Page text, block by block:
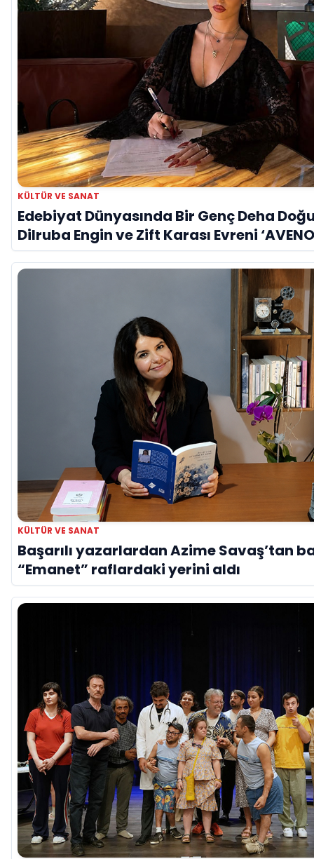
KÜLTÜR VE SANAT
Edebiyat Dünyasında Bir Genç Deha
Dilruba Engin ve Zift Karası Evreni
KÜLTÜR VE SANAT
Başarılı yazarlardan Azime Savaş’tan
“Emanet” raflardaki yerini aldı